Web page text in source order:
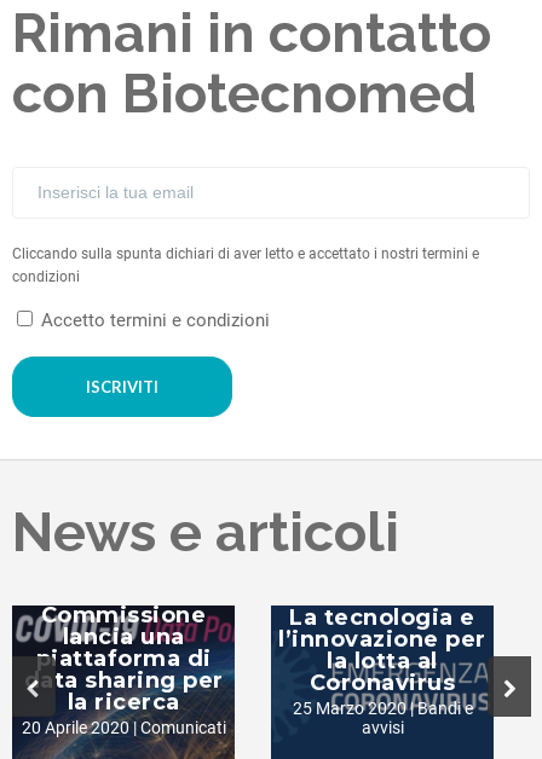
Rimani in contatto
con Biotecnomed
Cliccando sulla spunta dichiari di aver letto e accettato i nostri termini e
condizioni
Accetto termini e condizioni
ISCRIVITI
News e articoli
Commissione
lancia una
piattaforma di
data sharing per
la ricerca
20 Aprile 2020 |Comunicati
La tecnologia e
l’innovazione per
la lotta al
Coronavirus
25 Marzo 2020 |Bandi e
avvisi